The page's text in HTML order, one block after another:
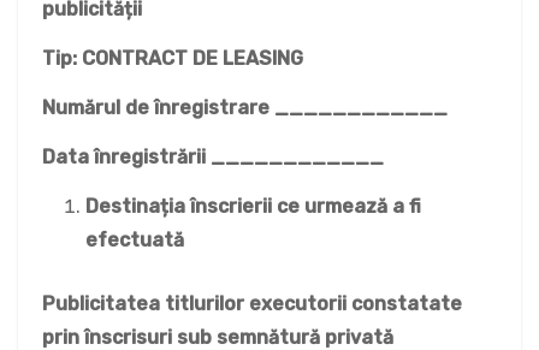
publicității
Tip: CONTRACT DE LEASING
Numărul de înregistrare ____________
Data înregistrării ____________
Destinația înscrierii ce urmează a fi
efectuată
Publicitatea titlurilor executorii constatate
prin înscrisuri sub semnătură privată